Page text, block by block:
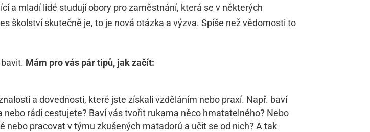
a mladí lidé studují obory pro zaměstnání, která se v některých
školství skutečně je, to je nová otázka a výzva. Spíše než vědomosti to
Mám pro vás pár tipů, jak začít:
a dovednosti, které jste získali vzděláním nebo praxí. Např. baví
rádi cestujete? Baví vás tvořit rukama něco hmatatelného? Nebo
pracovat v týmu zkušených matadorů a učit se od nich? A tak